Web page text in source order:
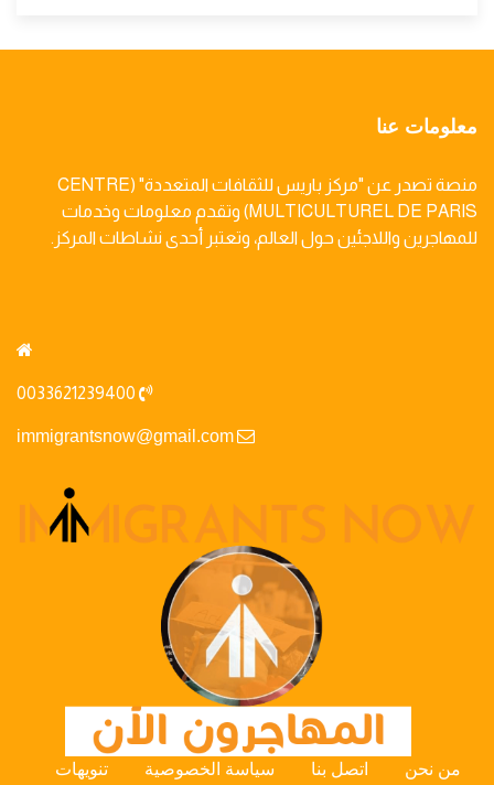
معلومات عنا
منصة تصدر عن "مركز باريس للثقافات المتعددة" (CENTRE
MULTICULTUREL DE PARIS) وتقدم معلومات وخدمات
للمهاجرين واللاجئين حول العالم، وتعتبر أحدى نشاطات المركز.
immigrantsnow@gmail.com
من نحن اتصل بنا سياسة الخصوصية تنويهات